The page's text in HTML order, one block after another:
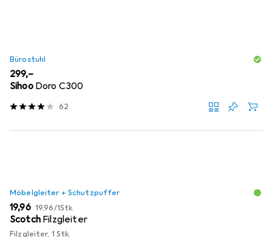
Bürostuhl
EUR
299,–
Sihoo Doro C300
62
Möbelgleiter + Schutzpuffer
EUR
19,96 EUR
19,96/1Stk.
Scotch Filzgleiter
Filzgleiter, 1 Stk.